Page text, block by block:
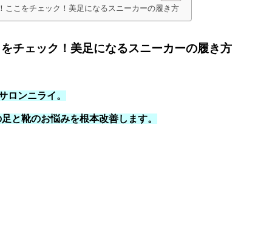
こをチェック！美足になるスニーカーの履き方
チェック！美足になるスニーカーの履き方
ロンニライ。
と靴のお悩みを根本改善します。